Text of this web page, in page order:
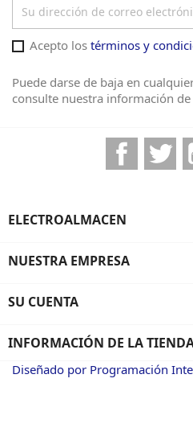
Acepto los términos y
Puede darse de baja en
consulte nuestra información
ELECTROALMACEN
NUESTRA EMPRESA
SU CUENTA
INFORMACIÓN DE LA
Diseñado por Programación